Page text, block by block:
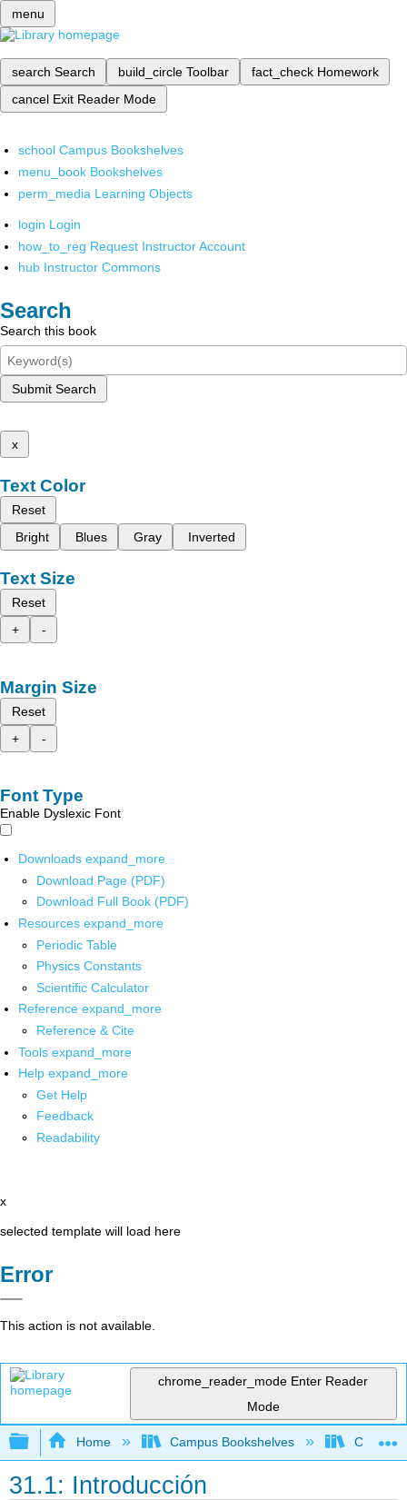
menu
search Search build_circle Toolbar fact_check Homework
cancel Exit Reader Mode
school Campus Bookshelves
menu_book Bookshelves
perm_media Learning Objects
login Login
how_to_reg Request Instructor Account
hub Instructor Commons
Search
Search this book
Submit Search
x
Text Color
Reset
Bright
Blues Gray Inverted
Text Size
Reset
+
-
Margin Size
Reset
+
-
Font Type
Enable Dyslexic Font
Downloads expand_more
Download Page (PDF)
Download Full Book (PDF)
Resources expand_more
Periodic Table
Physics Constants
Scientific Calculator
Reference expand_more
Reference & Cite
Tools expand_more
Help expand_more
Get Help
Feedback
Readability
x
selected template will load here
Error
This action is not available.
chrome_reader_mode Enter Reader
Mode
Expand/collapse global hierarchy
Home Campus Bookshelves
31.1: Introducción